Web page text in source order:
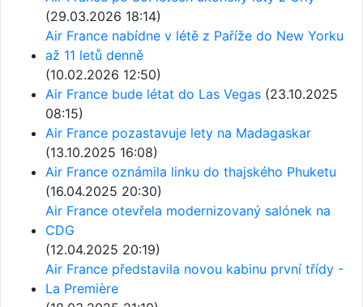
(29.03.2026 18:14)
Air France nabídne v létě z Paříže do New Yorku
až 11 letů denně
(10.02.2026 12:50)
Air France bude létat do Las Vegas (23.10.2025
08:15)
Air France pozastavuje lety na Madagaskar
(13.10.2025 16:08)
Air France oznámila linku do thajského Phuketu
(16.04.2025 20:30)
Air France otevřela modernizovaný salónek na
CDG
(12.04.2025 20:19)
Air France představila novou kabinu první třídy -
La Première